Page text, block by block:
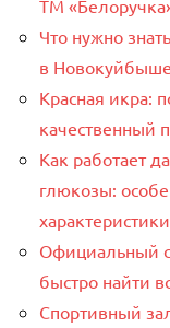
ТМ
Что нужно
в
Красная икра:
качественный
Как работает
глюкозы:
характеристики
Официальный
быстро найти
Спортивный